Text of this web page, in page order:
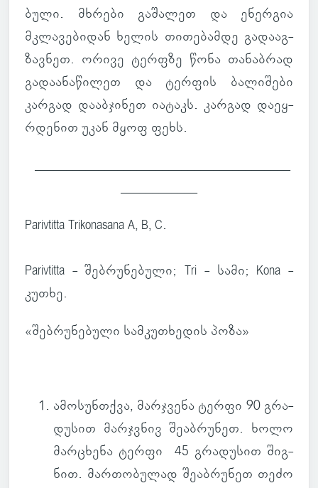
ბული. მხრები გა­შა­ლეთ და ენერ­გია
მკლა­ვე­ბი­დან ხელის თი­თე­ბამდე გა­და­აგ­
ზავ­ნეთ. ორივე ტერფზე წონა თა­ნაბ­რად
გა­და­ა­ნა­წი­ლეთ და ტერ­ფის ბა­ლი­შები
კარ­გად და­აბ­ჯი­ნეთ ია­ტაკს. კარ­გად და­ეყ­
რდე­ნით უკან მყოფ ფეხს.
Parivtitta Trikonasana A, B, C.
Parivtitta - შებ­რუ­ნე­ბული; Tri - სამი; Kona -
კუთხე.
«შებ­რუ­ნე­ბული სამ­კუ­თხე­დის პოზა»
ამო­სუნ­თქვა, მარ­ჯვენა ტერფი 90 გრა­
დუ­სით მარ­ჯვნივ შე­აბ­რუ­ნეთ. ხოლო
მარ­ცხენა ტერფი 45 გრა­დუ­სით შიგ­
ნით. მარ­თო­ბუ­ლად შე­აბ­რუ­ნეთ თეძო